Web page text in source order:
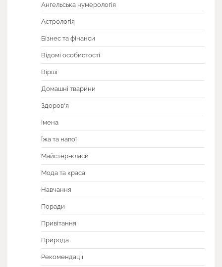
Ангельська нумерологія
Астрологія
Бізнес та фінанси
Відомі особистості
Вірші
Домашні тварини
Здоров'я
Імена
Їжа та напої
Майстер-класи
Мода та краса
Навчання
Поради
Привітання
Природа
Рекомендації